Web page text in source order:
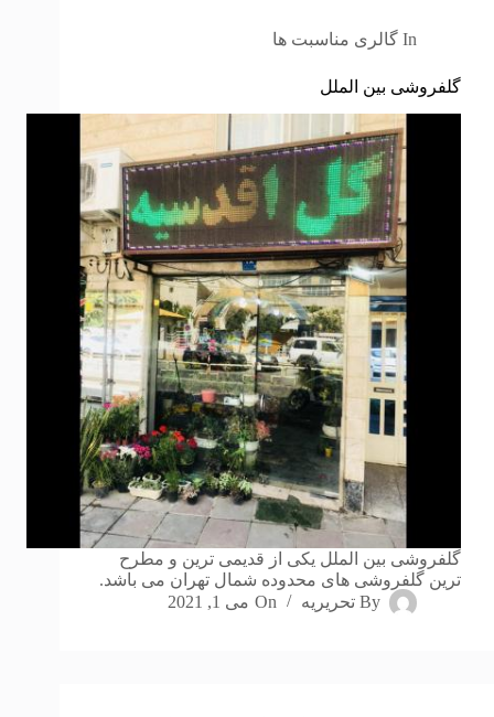
In گالری مناسبت ها
گلفروشی بین الملل
گلفروشی بین الملل یکی از قدیمی ترین و مطرح
ترین گلفروشی های محدوده شمال تهران می باشد.
By تحریریه On می 1, 2021